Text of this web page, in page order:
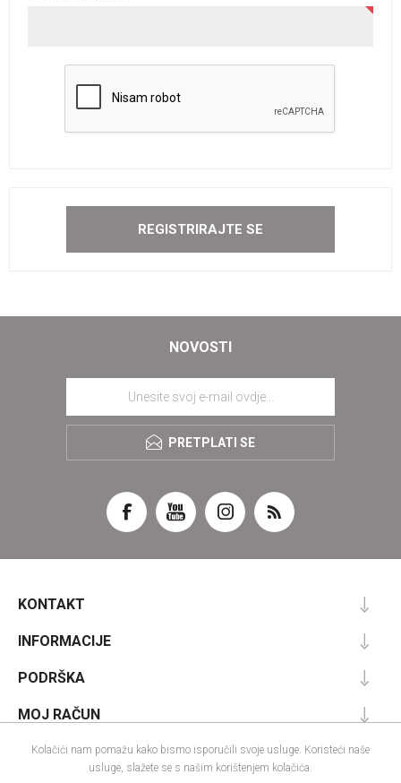
NOVOSTI
PRETPLATI SE
KONTAKT
INFORMACIJE
PODRŠKA
MOJ RAČUN
Kolačići nam pomažu kako bismo isporučili svoje usluge. Koristeći naše
usluge, slažete se s našim korištenjem kolačića.